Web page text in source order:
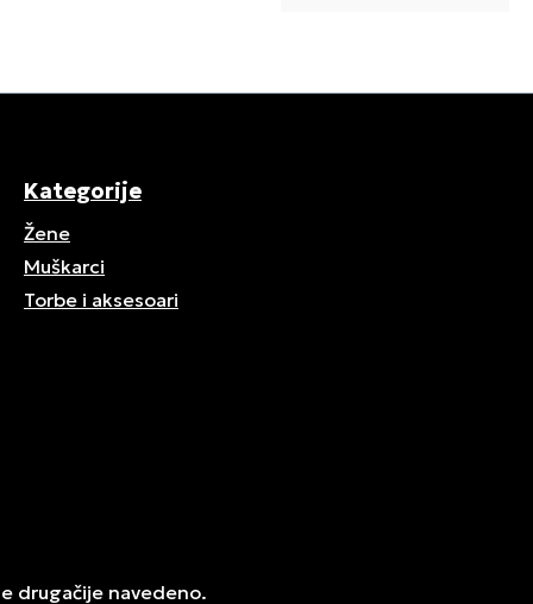
Kategorije
Žene
Muškarci
Torbe i aksesoari
drugačije navedeno.